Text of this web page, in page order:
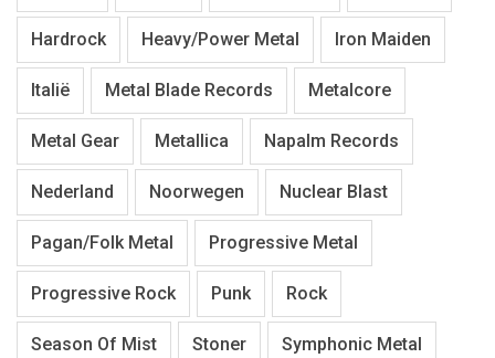
Hardrock Heavy/Power Metal Iron Maiden
Italië Metal Blade Records Metalcore
Metal Gear Metallica Napalm Records
Nederland Noorwegen Nuclear Blast
Pagan/Folk Metal Progressive Metal
Progressive Rock Punk Rock
Season Of Mist Stoner Symphonic Metal